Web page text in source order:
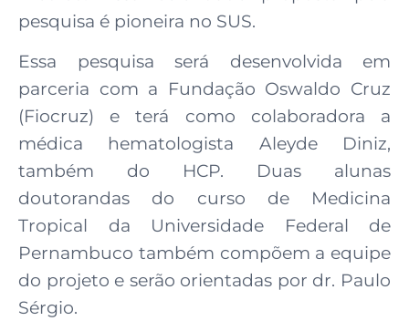
pesquisa é pioneira no SUS.
Essa pesquisa será desenvolvida em
parceria com a Fundação Oswaldo Cruz
(Fiocruz) e terá como colaboradora a
médica hematologista Aleyde Diniz,
também do HCP. Duas alunas
doutorandas do curso de Medicina
Tropical da Universidade Federal de
Pernambuco também compõem a equipe
do projeto e serão orientadas por dr. Paulo
Sérgio.